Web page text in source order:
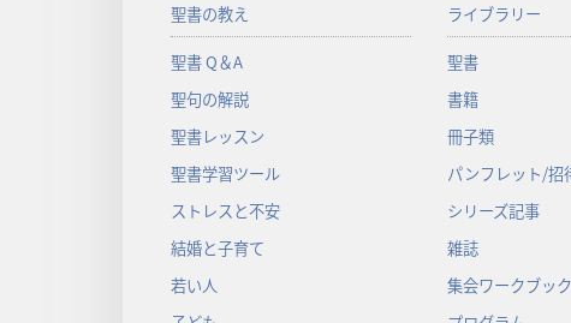
聖書の教え
聖書 Q＆A
聖句の解説
聖書レッスン
聖書学習ツール
ストレスと不安
結婚と子育て
若い人
ライブラリー
聖書
書籍
冊子類
パンフレット/招
シリーズ記事
雑誌
集会ワークブック